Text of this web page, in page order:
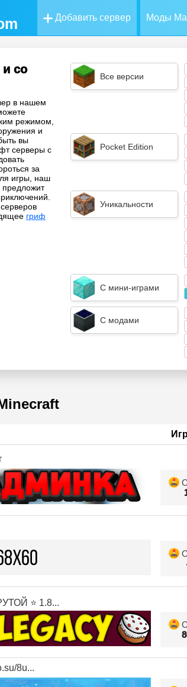
Добавить сервер Моды
со
в нашем
режимом,
и
вы
серверы с
за
игры, наш
гриф
Все версии
Pocket Edition
Уникальности
С мини-играми
С модами
⭐ 1.8...
8u...